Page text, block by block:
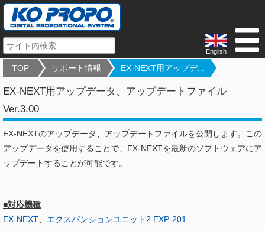
English
TOP サポート情報 EX-NEXT用アップデ...
EX-NEXT用アップデータ、アップデートファイル
Ver.3.00
EX-NEXTのアップデータ、アップデートファイルを公開します。この
アップデータを使用することで、EX-NEXTを最新のソフトウェアにア
ップデートすることが可能です。
■対応機種
EX-NEXT
エクスパンションユニット2 EXP-201